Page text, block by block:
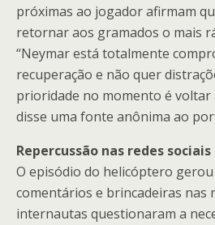
próximas ao jogador afirmam
retornar aos gramados o mais
“Neymar está totalmente
recuperação e não quer
prioridade no momento é voltar
disse uma fonte anônima ao
Repercussão nas redes sociais
O episódio do helicóptero
comentários e brincadeiras nas
internautas questionaram a